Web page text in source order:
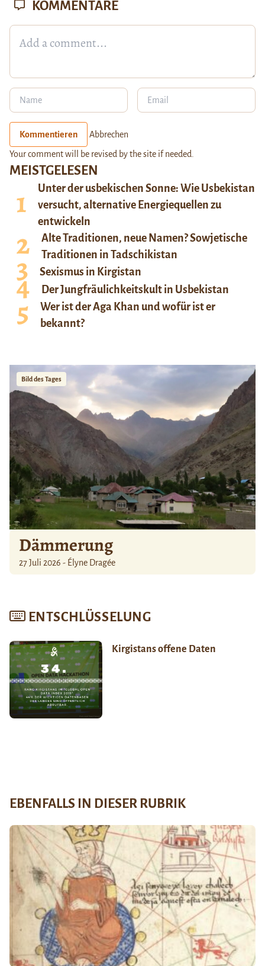
MEISTGELESEN
Unter der usbekischen Sonne: Wie Usbekistan
versucht, alternative Energiequellen zu
entwickeln
Alte Traditionen, neue Namen? Sowjetische
Traditionen in Tadschikistan
Sexismus in Kirgistan
Der Jungfräulichkeitskult in Usbekistan
Wer ist der Aga Khan und wofür ist er
bekannt?
Bild des Tages
Dämmerung
27 Juli 2026 - Élyne Dragée
ENTSCHLÜSSELUNG
Kirgistans offene Daten
KOMMENTARE
Kommentieren Abbrechen
Your comment will be revised by the site if needed.
EBENFALLS IN DIESER RUBRIK